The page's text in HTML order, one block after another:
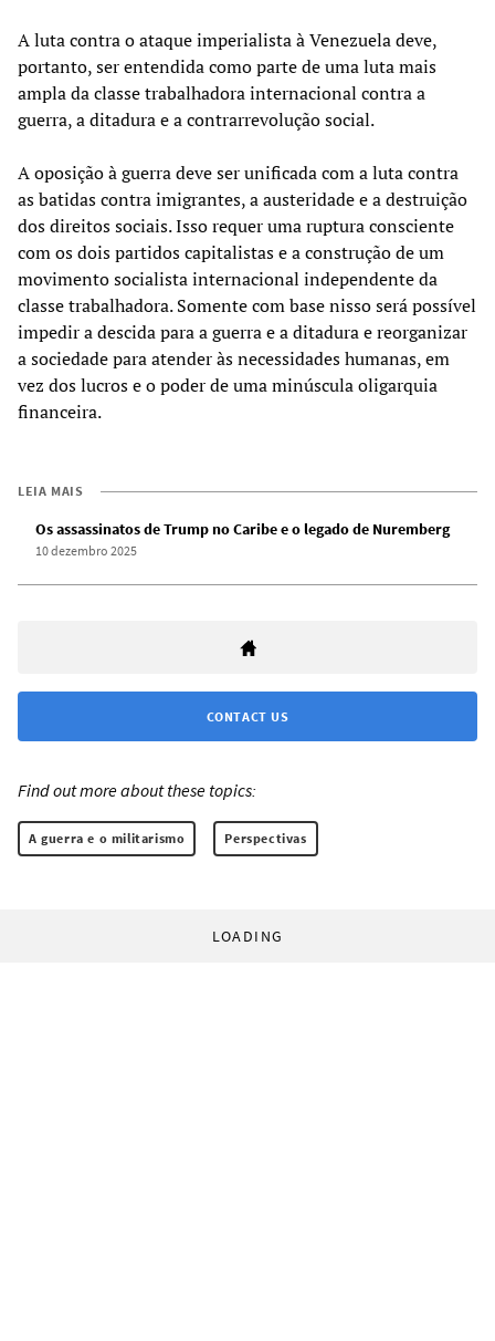
A luta contra o ataque imperialista à Venezuela deve,
portanto, ser entendida como parte de uma luta mais
ampla da classe trabalhadora internacional contra a
guerra, a ditadura e a contrarrevolução social.
A oposição à guerra deve ser unificada com a luta contra
as batidas contra imigrantes, a austeridade e a destruição
dos direitos sociais. Isso requer uma ruptura consciente
com os dois partidos capitalistas e a construção de um
movimento socialista internacional independente da
classe trabalhadora. Somente com base nisso será possível
impedir a descida para a guerra e a ditadura e reorganizar
a sociedade para atender às necessidades humanas, em
vez dos lucros e o poder de uma minúscula oligarquia
financeira.
LEIA MAIS
Os assassinatos de Trump no Caribe e o legado de Nuremberg
10 dezembro 2025
CONTACT US
Find out more about these topics:
A guerra e o militarismo Perspectivas
LOADING